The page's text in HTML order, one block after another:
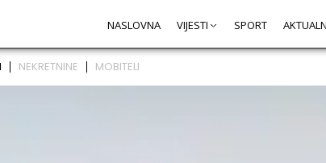
NASLOVNA VIJESTI SPORT